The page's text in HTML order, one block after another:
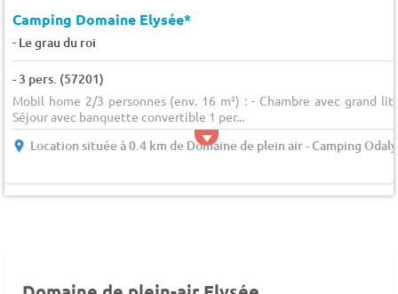
Camping Domaine Elysée*
- Le grau du roi
- 3 pers. (57201)
Mobil home 2/3 personnes (env. 16 m²) : - Chambre avec grand lit
Séjour avec banquette convertible 1 per...
Location située à 0.4 km de Domaine de plein air - Camping